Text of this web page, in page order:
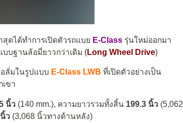
ดได้ทำการเปิดตัวรถแบย E-Class รุ่นใหม่ออกมา
บฐานล้อมี่ยาวกว่าเดิม (Long Wheel Drive)
ลั่มในรูปแบบ E-Class LWB ที่เปิดตัวอย่างเป็น
ขา
นิ้ว (140 mm.), ความยาวรวมทั้งสิ้น 199.3 นิ้ว (5,062
ว (3,068 นิ้วทางด้านหลัง)